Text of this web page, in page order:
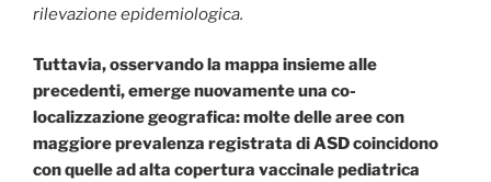
rilevazione epidemiologica.
Tuttavia, osservando la mappa insieme alle
precedenti, emerge nuovamente una co-
localizzazione geografica: molte delle aree con
maggiore prevalenza registrata di ASD coincidono
con quelle ad alta copertura vaccinale pediatrica